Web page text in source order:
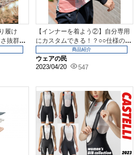
履け
抜群
【インナーを着よう②】自分専用
にカスタムできる！？○○仕様のイ
ンナーがマスト
ウェアの民
2023/04/20
547
商品紹介